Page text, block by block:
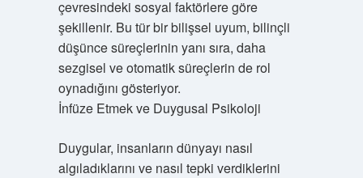
çevresindeki sosyal faktörlere göre
şekillenir. Bu tür bir bilişsel uyum, bilinçli
düşünce süreçlerinin yanı sıra, daha
sezgisel ve otomatik süreçlerin de rol
oynadığını gösteriyor.
İnfüze Etmek ve Duygusal Psikoloji
Duygular, insanların dünyayı nasıl
algıladıklarını ve nasıl tepki verdiklerini